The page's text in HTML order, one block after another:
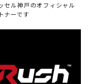
セル神戸のオフィシャル
ナーです